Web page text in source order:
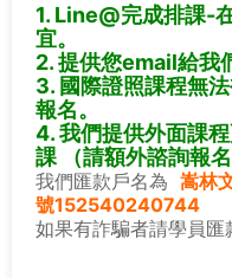
1. Line@完成排課-
宜。
2. 提供您email給我
3. 國際證照課程無
報名。
4. 我們提供外面課
課 （請額外諮詢報
我們匯款戶名為 嵩林
號152540240744
如果有詐騙者請學員